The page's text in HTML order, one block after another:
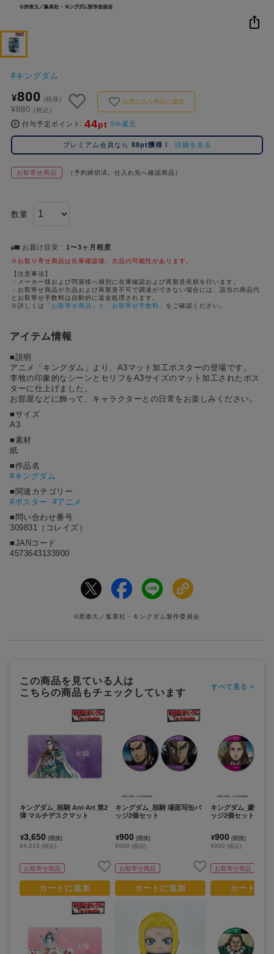
注
キ
ー
ー
1位
2位 #ハイキュー!!
#初音ミク シリーズ
4位 #名探偵コナン
5位 #呪術廻戦
#ゴールデンカムイ
#東京リベンジャーズ（東リベ）
#Dr.STONE（ドクターストーン）
#進撃
#キングダム
¥800 (税抜)
¥880 (税込)
お気に入り作品に追加
付与予定ポイント 44pt 5%還元
プレミアム会員なら 88pt獲得！ 詳細を見る
お取寄せ商品 （予約締切済。仕入れ先へ確認商品）
数量
お届け目安 1〜3ヶ月程度
※お取り寄せ商品は在庫確認後、欠品の可能性があります。
【注意事項】
・メーカー様および問屋様へ個別に在庫確認および再製造依頼を行います。
・お取寄せ商品が欠品および再製造不可で調達ができない場合には、該当の商品代
とお取寄せ手数料は自動的に返金処理されます。
※詳しくは
「お取寄せ商品」と「お取寄せ手数料」 をご確認ください。
アイテム情報
■説明
アニメ「キングダム」より、A3マット加工ポスターの登場です。
李牧の印象的なシーンとセリフをA3サイズのマット加工されたポス
ターに仕上げました。
お部屋などに飾って、キャラクターとの日常をお楽しみください。
■サイズ
A3
■素材
紙
■作品名
#キングダム
■関連カテゴリー
#ポスター
#アニメ
■問い合わせ番号
309831（コレイズ）
■JANコード
4573643133900
©原泰久／集英社・キングダム製作委員会
この商品を見ている人は
こちらの商品もチェックしています
すべて見る >
キングダム_桓騎 Ani-Art 第2
弾 マルチデスクマット
¥3,650 (税抜)
¥4,015 (税込)
お取寄せ商品
カートに追加
キングダム_桓騎 場面写缶バ
ッジ2個セット
¥900 (税抜)
¥990 (税込)
お取寄せ商品
カートに追加
キングダム_蒙恬 場
ッジ2個セット
¥900 (税抜)
¥990 (税込)
お取寄せ商品
カートに